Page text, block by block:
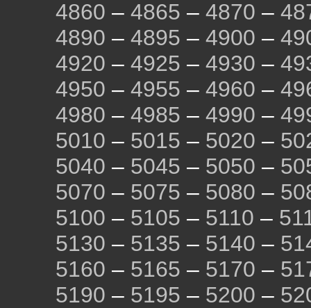
4860 – 4865 – 4870 –
4890 – 4895 – 4900 –
4920 – 4925 – 4930 –
4950 – 4955 – 4960 –
4980 – 4985 – 4990 –
5010 – 5015 – 5020 –
5040 – 5045 – 5050 –
5070 – 5075 – 5080 –
5100 – 5105 – 5110 –
5130 – 5135 – 5140 –
5160 – 5165 – 5170 –
5190 – 5195 – 5200 –